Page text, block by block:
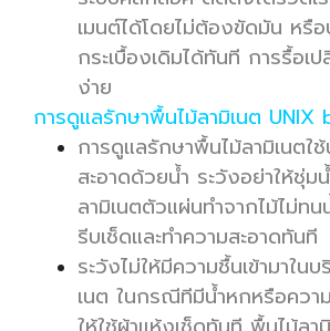
เมนต์ได้โดยไม่ต้องขัดมัน หรื
กระเบื้องเดิมได้ทันที การรื้อเ
ง่าย
การดูแลรักษาพื้นไม้ลามิเนต UNIX
การดูแลรักษาพื้นไม้ลามิเนตใ
สะอาดด้วยน้ำ ระวังอย่าให้ชุ่ม
ลามิเนตตัวแผ่นทำจากไม้ไม่ทน
รีบเช็ดและทำความสะอาดทันที
ระวังไม่ให้มีความชื้นเข้ามาใน
เนต ในกรณีทีมีน้ำหกหรือควา